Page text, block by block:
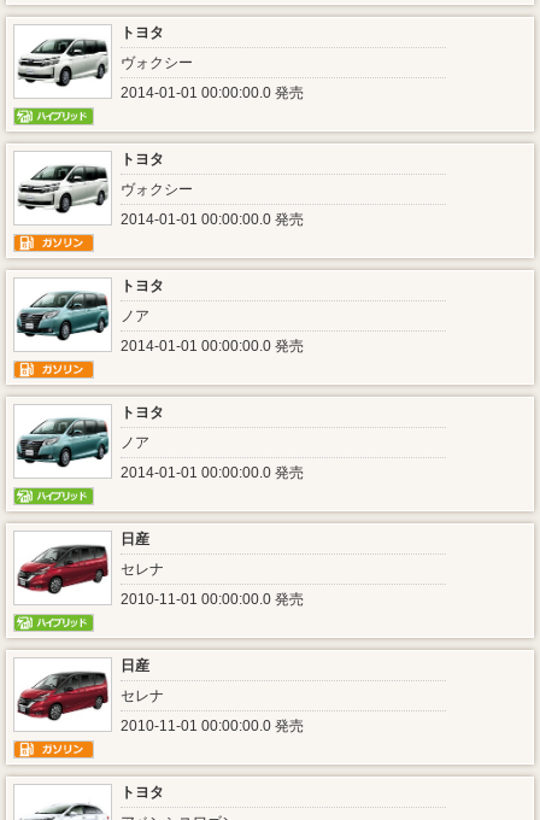
トヨタ
ヴォクシー
2014-01-01 00:00:00.0 発売
トヨタ
ヴォクシー
2014-01-01 00:00:00.0 発売
トヨタ
ノア
2014-01-01 00:00:00.0 発売
トヨタ
ノア
2014-01-01 00:00:00.0 発売
日産
セレナ
2010-11-01 00:00:00.0 発売
日産
セレナ
2010-11-01 00:00:00.0 発売
トヨタ